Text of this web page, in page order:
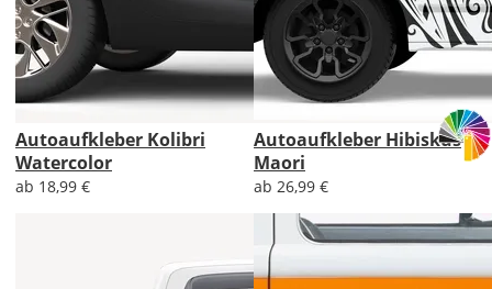
Autoaufkleber Kolibri
Watercolor
ab 18,99 €
Autoaufkleber Hibiskus
Maori
ab 26,99 €